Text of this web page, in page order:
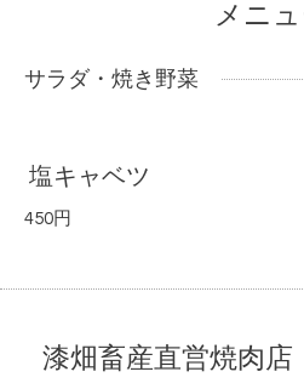
メニ
サラダ・焼き野菜
塩キャベツ
450円
漆畑畜産直営焼肉店